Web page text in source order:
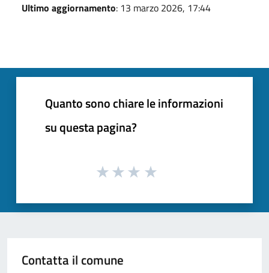
Ultimo aggiornamento: 13 marzo 2026, 17:44
Quanto sono chiare le informazioni
su questa pagina?
Contatta il comune